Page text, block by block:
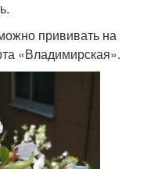
прививать на
«Владимирская».